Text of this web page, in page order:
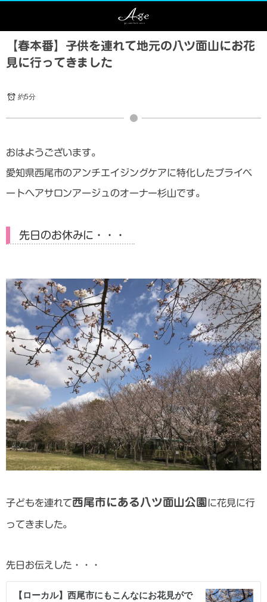
【春本番】子供を連れて地元の八ツ面山にお花
見に行ってきました
約5分
おはようございます。
愛知県西尾市のアンチエイジングケアに特化したプライベ
ートヘアサロンアージュのオーナー杉山です。
先日のお休みに・・・
子どもを連れて西尾市にある八ツ面山公園 に花見に行
ってきました。
先日お伝えした・・・